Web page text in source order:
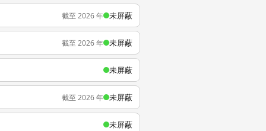
截至 2026 年 未屏蔽
截至 2026 年 未屏蔽
未屏蔽
截至 2026 年 未屏蔽
未屏蔽